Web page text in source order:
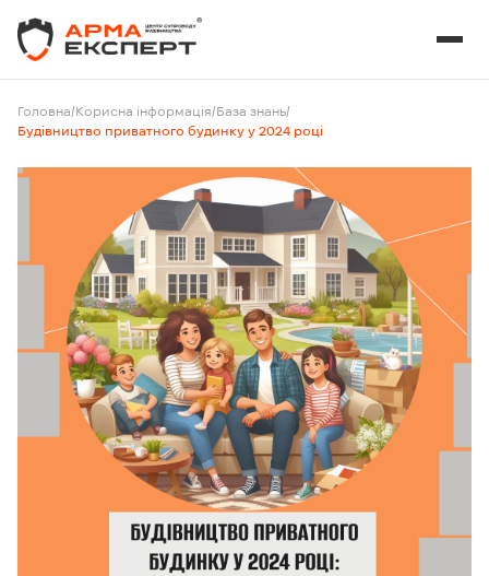
Головна/Корисна інформація/База знань/
Будівництво приватного будинку у 2024 році